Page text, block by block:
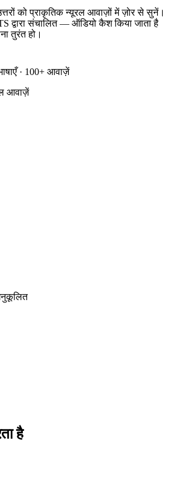
को प्राकृतिक न्यूरल आवाज़ों में ज़ोर से सुनें।
द्वारा संचालित — ऑडियो कैश किया जाता है
तुरंत हो।
· 100+ आवाज़ें
आवाज़ें
है